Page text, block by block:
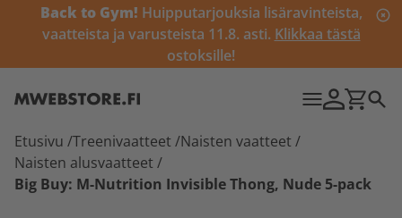
Back to Gym! Huipputarjouksia lisäravinteista,
vaatteista ja varusteista 11.8. asti. Klikkaa tästä
ostoksille!
Etusivu /Treenivaatteet /Naisten vaatteet /
Naisten alusvaatteet /
Big Buy: M-Nutrition Invisible Thong, Nude 5-pack